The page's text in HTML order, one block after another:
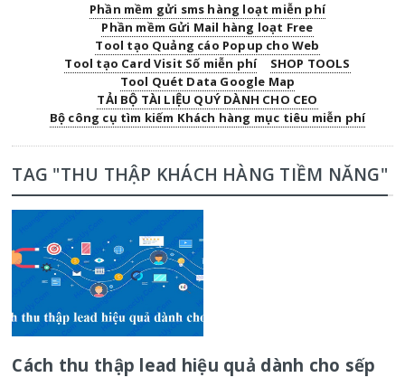
Phần mềm gửi sms hàng loạt miễn phí
Phần mềm Gửi Mail hàng loạt Free
Tool tạo Quảng cáo Popup cho Web
Tool tạo Card Visit Số miễn phí
SHOP TOOLS
Tool Quét Data Google Map
TẢI BỘ TÀI LIỆU QUÝ DÀNH CHO CEO
Bộ công cụ tìm kiếm Khách hàng mục tiêu miễn phí
TAG "THU THẬP KHÁCH HÀNG TIỀM NĂNG"
Cách thu thập lead hiệu quả dành cho sếp